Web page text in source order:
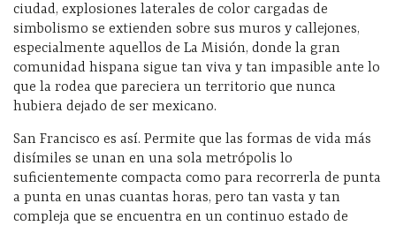
ciudad, explosiones laterales de color cargadas de
simbolismo se extienden sobre sus muros y callejones,
especialmente aquellos de La Misión, donde la gran
comunidad hispana sigue tan viva y tan impasible ante lo
que la rodea que pareciera un territorio que nunca
hubiera dejado de ser mexicano.
San Francisco es así. Permite que las formas de vida más
disímiles se unan en una sola metrópolis lo
suficientemente compacta como para recorrerla de punta
a punta en unas cuantas horas, pero tan vasta y tan
compleja que se encuentra en un continuo estado de